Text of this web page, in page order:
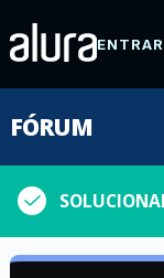
ENTRAR
FÓRUM